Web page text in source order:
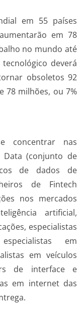
em 55 países
em 78
no mundo até
deverá
obsoletos 92
78 milhões, ou 7%
concentrar nas
Data (conjunto de
de dados de
de Fintech
nos mercados
artificial,
especialistas
em
em veículos
de interface e
em internet das